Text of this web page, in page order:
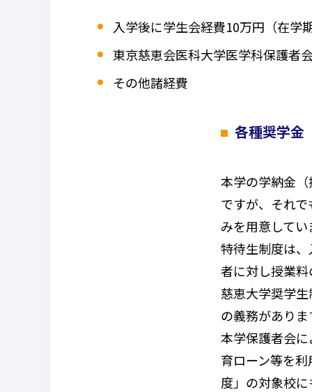
入学後に学生会経費10万円（在学
東京慈恵会医科大学医学科保護者
その他諸経費
各種奨学金
本学の学納金
ですが、それ
みを用意してい
特待生制度は
者に対し授業
慈恵大学奨学
の義務があり
本学保護者会
育ローン等を
度」の対象校